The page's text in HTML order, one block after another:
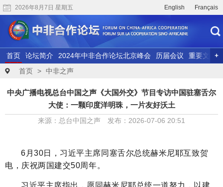
2026年8月7日 星期五 English Français
首页 论坛简介 2024年中非合作论坛北京峰会 历届会议
重要文献
联合研究
精彩视频
首页 > 中非之声
中央广播电视总台中国之声《大国外交》节目专访中国驻塞舌尔
大使：一颗印度洋明珠，一片友好沃土
来源：总台中国之声 发布：2026-07-06 20:51
6月30日，习近平主席同塞舌尔总统赫米尼耶互致贺
电，庆祝两国建交50周年。
习近平主席指出，愿同赫米尼耶总统一道努力，以建